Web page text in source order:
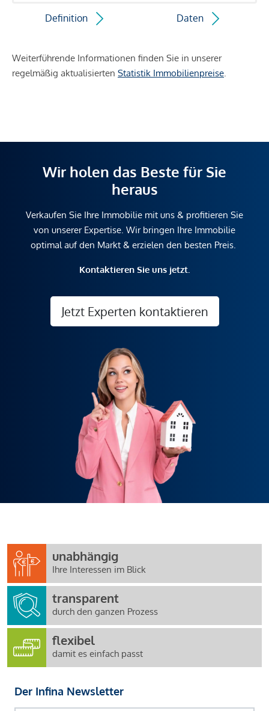
Definition Daten
Weiterführende Informationen finden Sie in unserer
regelmäßig aktualisierten Statistik Immobilienpreise
Wir holen das Beste für Sie
heraus
Verkaufen Sie Ihre Immobilie mit uns & profitieren Sie
von unserer Expertise. Wir bringen Ihre Immobilie
optimal auf den Markt & erzielen den besten Preis.
Kontaktieren Sie uns jetzt.
Jetzt Experten kontaktieren
unabhängig
Ihre Interessen im Blick
transparent
durch den ganzen Prozess
flexibel
damit es einfach passt
Der Infina Newsletter